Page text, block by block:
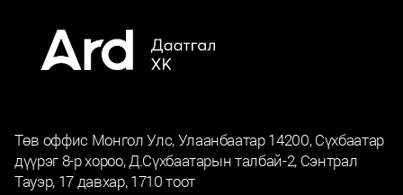
Төв оффис Монгол Улс, Улаанбаатар 14200, Сүхбаатар
дүүрэг 8-р хороо, Д.Сүхбаатарын талбай-2, Сэнтрал
Тауэр, 17 давхар, 1710 тоот